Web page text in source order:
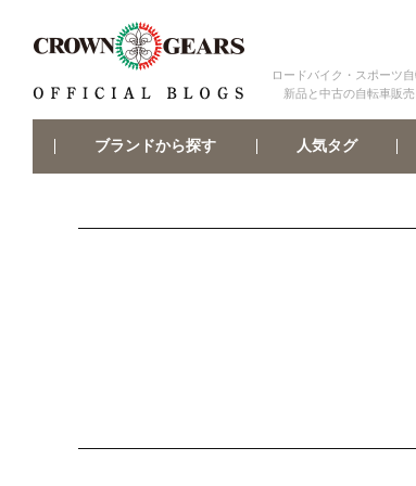
ロードバイク・スポーツ
新品と中古の自転車販
ブランドから探す 人気タグ